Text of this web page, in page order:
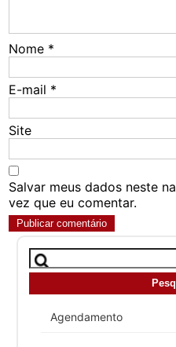
Nome *
E-mail *
Site
Salvar meus dados neste
vez que eu comentar.
Agendamento